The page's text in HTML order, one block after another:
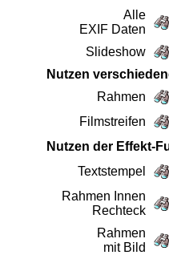
Alle
EXIF Daten
Slideshow
Nutzen
Rahmen
Filmstreifen
Nutzen der Effekt-
Textstempel
Rahmen Innen
Rechteck
Rahmen
mit Bild